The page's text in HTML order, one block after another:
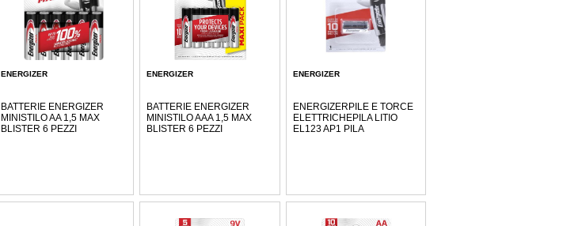
ENERGIZER
BATTERIE ENERGIZER
MINISTILO AA 1,5 MAX
BLISTER 6 PEZZI
ENERGIZER
BATTERIE ENERGIZER
MINISTILO AAA 1,5 MAX
BLISTER 6 PEZZI
ENERGIZER
ENERGIZERPILE E TORCE
ELETTRICHEPILA LITIO
EL123 AP1 PILA